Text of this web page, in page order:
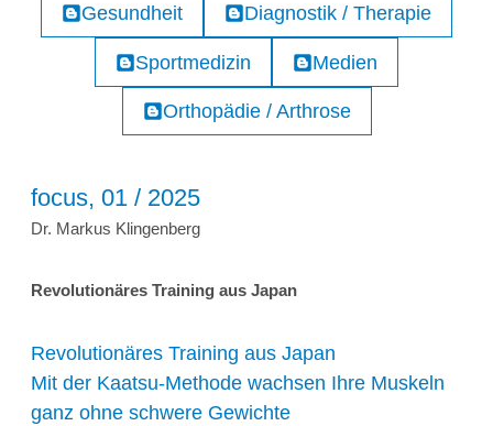
Gesundheit Diagnostik / Therapie
Sportmedizin Medien
Orthopädie / Arthrose
focus, 01 / 2025
Dr. Markus Klingenberg
Revolutionäres Training aus Japan
Revolutionäres Training aus Japan
Mit der Kaatsu-Methode wachsen Ihre Muskeln
ganz ohne schwere Gewichte